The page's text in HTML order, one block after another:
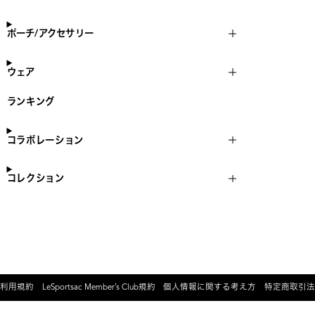
ポーチ/アクセサリー
ウェア
ランキング
コラボレーション
コレクション
利用規約 LeSportsac Member’s Club規約 個人情報に関する考え方 特定商取引